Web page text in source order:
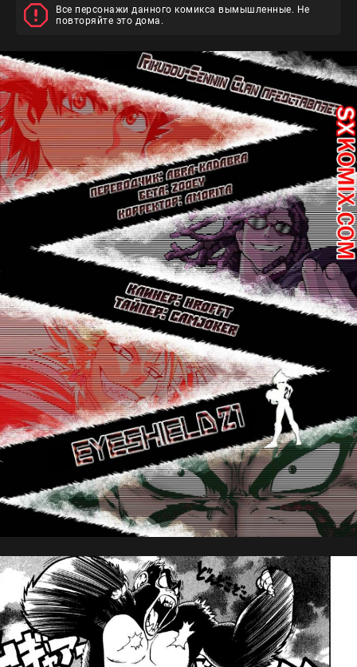
Все персонажи данного комикса вымышленные. Не
повторяйте это дома.